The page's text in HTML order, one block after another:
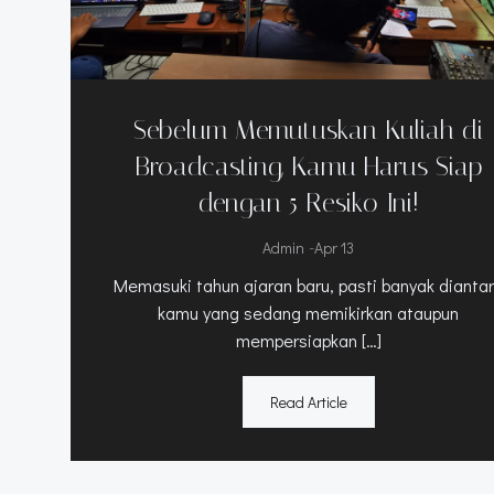
Sebelum Memutuskan Kuliah di
Broadcasting, Kamu Harus Siap
dengan 5 Resiko Ini!
Admin -Apr 13
Memasuki tahun ajaran baru, pasti banyak
kamu yang sedang memikirkan ataupun
mempersiapkan […]
Read Article